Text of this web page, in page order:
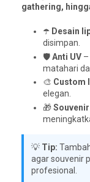
gathering,
☂️ Desain
disimpan.
🛡️Anti UV
matahari
🎨 Custom
elegan.
🎁
💡 Tip:
agar souvenir
profesional.